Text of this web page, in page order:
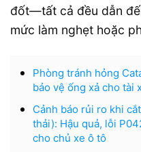
đốt—tất cả đều dẫn
mức làm nghẹt hoặc
Phòng tránh hỏng
bảo vệ ống xả cho tài
Cảnh báo rủi ro khi
thải): Hậu quả, lỗi
cho chủ xe ô tô